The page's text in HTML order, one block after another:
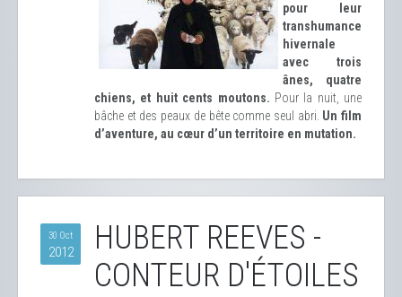
pour leur
transhumance
hivernale
avec trois
ânes, quatre
chiens, et huit cents moutons. Pour la nuit, une
bâche et des peaux de bête comme seul abri. Un film
d’aventure, au cœur d’un territoire en mutation.
30 Oct
2012
HUBERT REEVES -
CONTEUR D'ÉTOILES